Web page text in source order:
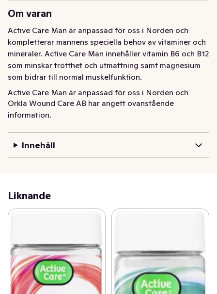
Om varan
Active Care Man är anpassad för oss i Norden och
kompletterar mannens speciella behov av vitaminer och
mineraler. Active Care Man innehåller vitamin B6 och B12
som minskar trötthet och utmattning samt magnesium
som bidrar till normal muskelfunktion.
Active Care Man är anpassad för oss i Norden och
kompletterar mannens speciella behov av vitaminer och
mineraler. Active Care Man innehåller vitamin B6 och B12
Orkla Wound Care AB har angett ovanstående
information.
Innehåll
Liknande